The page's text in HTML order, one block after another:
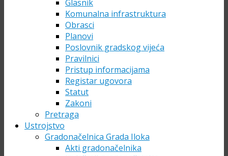
Glasnik
Komunalna infrastruktura
Obrasci
Planovi
Poslovnik gradskog vijeća
Pravilnici
Pristup informacijama
Registar ugovora
Statut
Zakoni
Pretraga
Ustrojstvo
Gradonačelnica Grada Iloka
Akti gradonačelnika